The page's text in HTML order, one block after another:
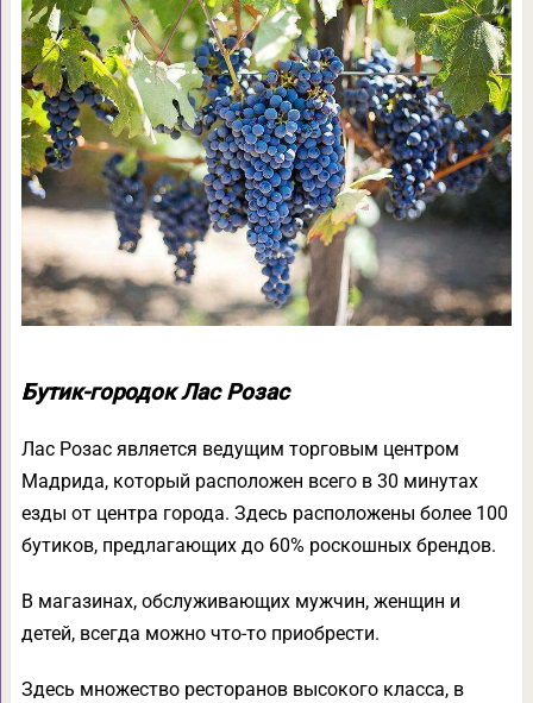
Бутик-городок Лас Розас
Лас Розас является ведущим торговым центром
Мадрида, который расположен всего в 30 минутах
езды от центра города. Здесь расположены более 100
бутиков, предлагающих до 60% роскошных брендов.
В магазинах, обслуживающих мужчин, женщин и
детей, всегда можно что-то приобрести.
Здесь множество ресторанов высокого класса, в